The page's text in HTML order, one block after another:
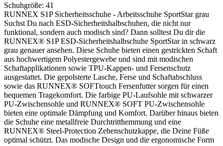
Hinweise und Informationen zur Anwendung, der Lagerung, dem Transport
und der Entsorgung unserer Artikel beachte bitte das technische Datenblatt.
Verbrauchswerte sind Richtwerte. Mengenrechner dient zur unverbindlichen
Orientierung. Alle Empfehlungen dienen zur Unterstützung. Sie entbinden nicht davon, die
Produkte grundsätzlich auf Eignung in eigener Verantwortung zu prüfen.
Schuhgröße: 41
RUNNEX S1P Sicherheitsschuhe - Arbeitsschuhe SportStar grau
Suchst Du nach ESD-Sicherheitshalbschuhen, die nicht nur
funktional, sondern auch modisch sind? Dann solltest Du dir die
RUNNEX® S1P ESD-Sicherheitshalbschuhe SportStar in schwarz
grau genauer ansehen. Diese Schuhe bieten einen gestrickten Schaft
aus hochwertigem Polyestergewebe und sind mit modischen
Schaftapplikationen sowie TPU-Kappen- und Fersenschutz
ausgestattet. Die gepolsterte Lasche, Ferse und Schaftabschluss
sowie das RUNNEX® SOFTtouch Fersenfutter sorgen für einen
bequemen Tragekomfort. Die farbige PU-Laufsohle mit schwarzer
PU-Zwischensohle und RUNNEX® SOFT PU-Zwischensohle
bieten eine optimale Dämpfung und Komfort. Darüber hinaus bieten
die Schuhe eine metallfreie Durchtritthemmung und eine
RUNNEX® Steel-Protection Zehenschutzkappe, die Deine Füße
optimal schützt. Das modische Design und die ergonomische Form